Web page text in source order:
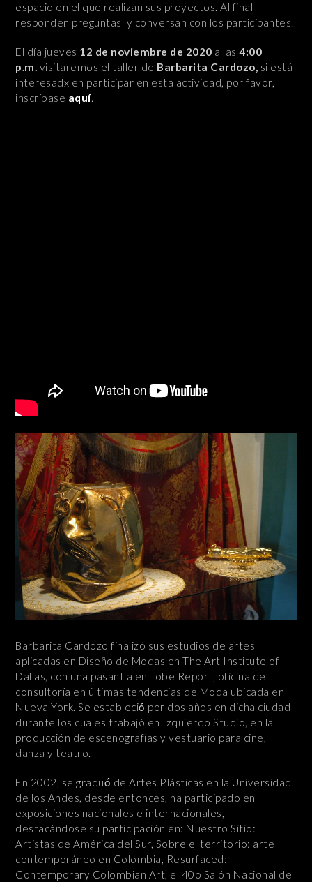
espacio en el que realizan sus proyectos. Al final
responden preguntas y conversan con los participantes.
El día jueves 12 de noviembre de 2020 a las4:00
p.m. visitaremos el taller de Barbarita Cardozo, si está
interesadx en participar en esta actividad, por favor,
inscríbase aquí.
Barbarita Cardozo finalizó sus estudios de artes
aplicadas en Diseño de Modas en The Art Institute of
Dallas, con una pasantía en Tobe Report, oficina de
consultoría en últimas tendencias de Moda ubicada en
Nueva York. Se estableció́ por dos años en dicha ciudad
durante los cuales trabajó en Izquierdo Studio, en la
producción de escenografías y vestuario para cine,
danza y teatro.
En 2002, se graduó́ de Artes Plásticas en la Universidad
de los Andes, desde entonces, ha participado en
exposiciones nacionales e internacionales,
destacándose su participación en: Nuestro Sitio:
Artistas de América del Sur, Sobre el territorio: arte
contemporáneo en Colombia, Resurfaced:
Contemporary Colombian Art, el 40o Salón Nacional de